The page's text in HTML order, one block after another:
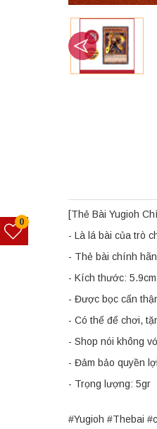
[Thẻ Bài Yugioh
- Là lá bài của trò
- Thẻ bài chính
- Kích thước:
- Được bọc cẩn
- Có thể để chơi,
- Shop nói không
- Đảm bảo quyền
- Trọng lượng: 5gr
#Yugioh #Thebai
0